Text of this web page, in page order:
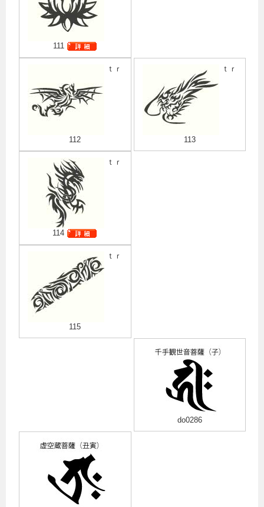
111
ｔｒ
112
ｔｒ
113
ｔｒ
114
ｔｒ
115
do0286